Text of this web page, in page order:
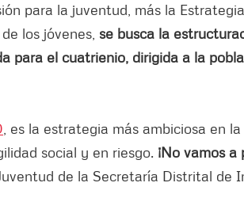
para la juventud, más la
los jóvenes, se busca la
para el cuatrienio, dirigida a la
, es la estrategia más ambiciosa en
social y en riesgo. ¡No vamos a
de la Secretaría Distrital de